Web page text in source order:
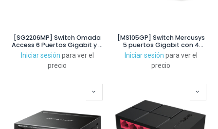
[SG2206MP] Switch Omada
Access 6 Puertos Gigabit y 4
Puertos PoE
Iniciar sesión para ver el
precio
[MS105GP] Switch Mercusys
5 puertos Gigabit con 4
puertos PoE+
Iniciar sesión para ver el
precio